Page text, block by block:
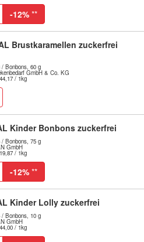
-12% **
Brustkaramellen zuckerfrei
/ Bonbons, 60 g
GmbH & Co. KG
/ 1kg
Kinder Bonbons zuckerfrei
/ Bonbons, 75 g
GmbH
/ 1kg
-12% **
Kinder Lolly zuckerfrei
/ Bonbons, 10 g
GmbH
/ 1kg